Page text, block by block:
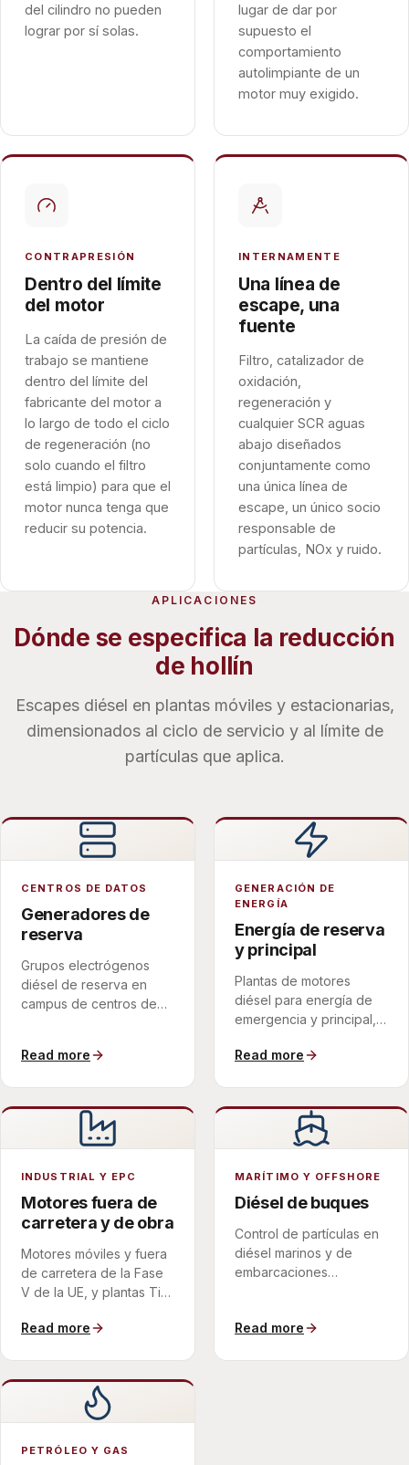
del cilindro no pueden
lograr por sí solas.
lugar de dar por
supuesto el
comportamiento
autolimpiante de un
motor muy exigido.
CONTRAPRESIÓN
Dentro del límite
del motor
La caída de presión de
trabajo se mantiene
dentro del límite del
fabricante del motor a
lo largo de todo el ciclo
de regeneración (no
solo cuando el filtro
está limpio) para que el
motor nunca tenga que
reducir su potencia.
INTERNAMENTE
Una línea de
escape, una
fuente
Filtro, catalizador de
oxidación,
regeneración y
cualquier SCR aguas
abajo diseñados
conjuntamente como
una única línea de
escape, un único socio
responsable de
partículas, NOx y ruido.
APLICACIONES
Dónde se especifica la reducción
de hollín
Escapes diésel en plantas móviles y estacionarias,
dimensionados al ciclo de servicio y al límite de
partículas que aplica.
CENTROS DE DATOS
Generadores de
reserva
Grupos electrógenos
diésel de reserva en
campus de centros de
los mandatos nacionales
regeneración que el
servicio rara vez permite.
Read more
GENERACIÓN DE
ENERGÍA
Energía de reserva
y principal
Plantas de motores
diésel para energía de
emergencia y principal,
regeneración adaptada
Read more
INDUSTRIAL Y EPC
Motores fuera de
carretera y de obra
Motores móviles y fuera
de carretera de la Fase
V de la UE, y plantas Tier
UU., donde el límite de
filtro de flujo de pared.
Read more
MARÍTIMO Y OFFSHORE
Diésel de buques
Control de partículas en
diésel marinos y de
embarcaciones
movimiento de un buque.
Read more
PETRÓLEO Y GAS